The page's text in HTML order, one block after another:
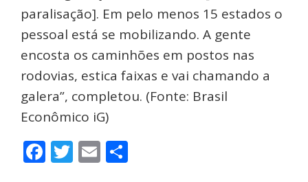
paralisação]. Em pelo menos 15 estados o
pessoal está se mobilizando. A gente
encosta os caminhões em postos nas
rodovias, estica faixas e vai chamando a
galera”, completou. (Fonte: Brasil
Econômico iG)
Facebook
Twitter
Email